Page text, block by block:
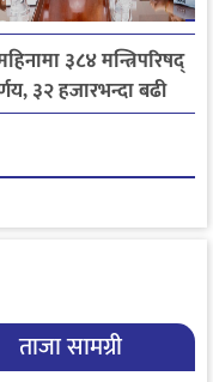
३८४ मन्त्रिपरिषद्
३२ हजारभन्दा बढी
गुनासो फर्छ्योट
ताजा सामग्री